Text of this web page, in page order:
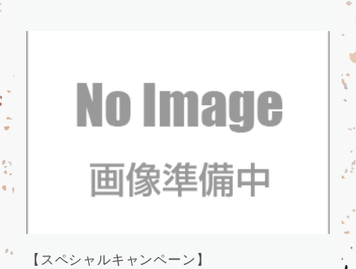
【スペシャルキャンペーン】